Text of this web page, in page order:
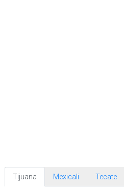
Tijuana Mexicali Tecate